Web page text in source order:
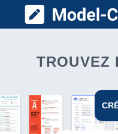
Model CV
TROUVEZ